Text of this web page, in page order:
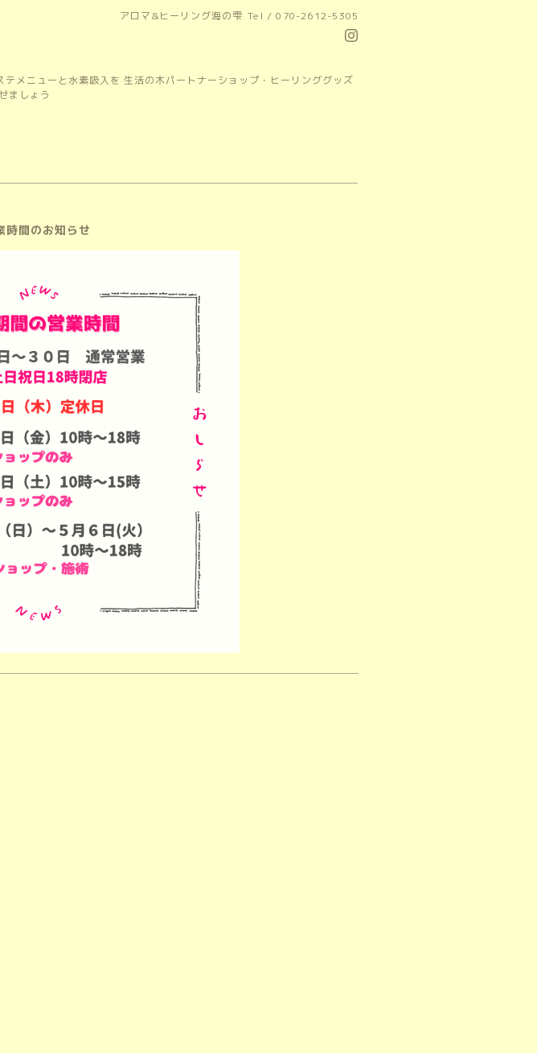
アロマ&ヒーリング海の雫 Tel / 070-2612-5305
メニューと水素吸入を 生活の木パートナーショップ・ヒーリンググッズ
ましょう
時間のお知らせ